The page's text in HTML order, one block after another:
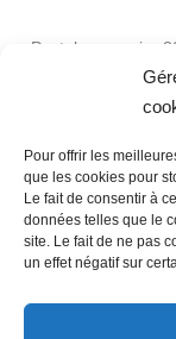
Pour offrir les
que les cookies pour
Le fait de consentir à
données telles que le
site. Le fait de ne pas
un effet négatif sur
Pastel sur papier
Nous
Politique de